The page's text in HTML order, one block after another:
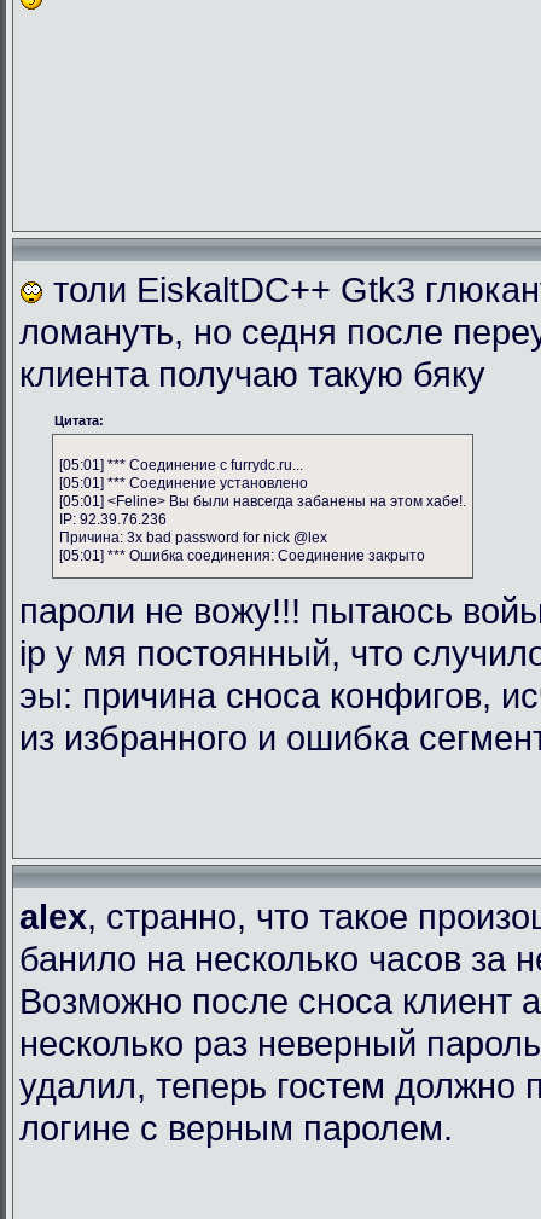
толи EiskaltDC++ Gtk3
ломануть, но седня после
клиента получаю такую бяку
Цитата:
[05:01] *** Соединение с furrydc.ru...
[05:01] *** Соединение установлено
[05:01] <Feline> Вы были навсегда забанены на этом хабе!.
IP: 92.39.76.236
Причина: 3x bad password for nick @lex
[05:01] *** Ошибка соединения: Соединение закрыто
пароли не вожу!!! пытаюсь
ip у мя постоянный, что
эы: причина сноса конфигов,
из избранного и ошибка
alex, странно, что такое
банило на несколько часов за
Возможно после сноса клиент
несколько раз неверный
удалил, теперь гостем должно
логине с верным паролем.